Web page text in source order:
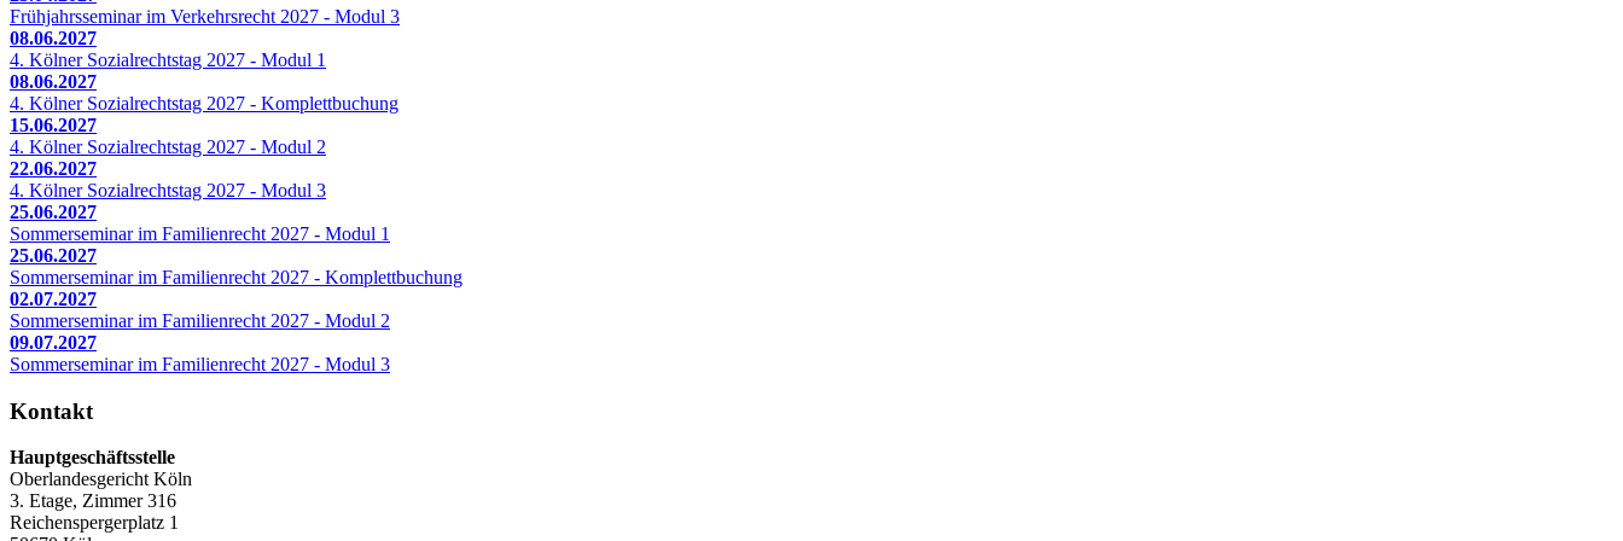
Frühjahrsseminar im Verkehrsrecht 2027 - Modul 3
08.06.2027
4. Kölner Sozialrechtstag 2027 - Modul 1
08.06.2027
4. Kölner Sozialrechtstag 2027 - Komplettbuchung
15.06.2027
4. Kölner Sozialrechtstag 2027 - Modul 2
22.06.2027
4. Kölner Sozialrechtstag 2027 - Modul 3
25.06.2027
Sommerseminar im Familienrecht 2027 - Modul 1
25.06.2027
Sommerseminar im Familienrecht 2027 - Komplettbuchung
02.07.2027
Sommerseminar im Familienrecht 2027 - Modul 2
09.07.2027
Sommerseminar im Familienrecht 2027 - Modul 3
Kontakt
Hauptgeschäftsstelle
Oberlandesgericht Köln
3. Etage, Zimmer 316
Reichenspergerplatz 1